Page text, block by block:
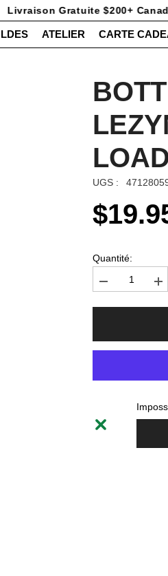
Livraison Gratuite $200+ Canada*
ATELIER CARTE
UGS :
Quantité:
Diminuer
quantité
Lezyne
Load